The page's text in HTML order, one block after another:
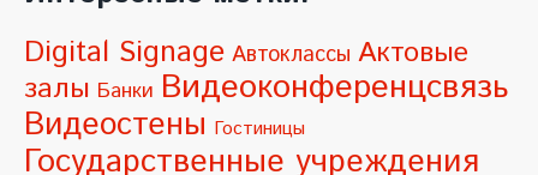
t
e
r
n
a
Digital Signage Автоклассы Актовые
залы Банки Видеоконференцсвязь
Видеостены Гостиницы
Государственные учреждения